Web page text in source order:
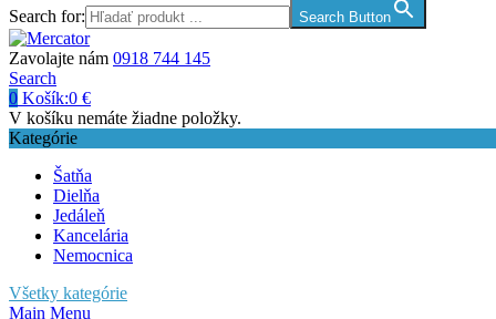
Search for: Search Button
Zavolajte nám 0918 744 145
Search
0 Košík:0 €
V košíku nemáte žiadne položky.
Kategórie
Šatňa
Dielňa
Jedáleň
Kancelária
Nemocnica
Všetky kategórie
Main Menu